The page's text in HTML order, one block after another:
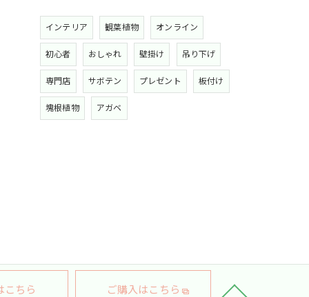
インテリア 観葉植物 オンライン
初心者 おしゃれ 壁掛け 吊り下げ
専門店 サボテン プレゼント 板付け
塊根植物 アガベ
こちら ご購入はこちら